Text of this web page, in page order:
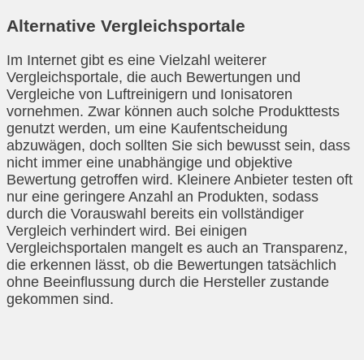
Alternative Vergleichsportale
Im Internet gibt es eine Vielzahl weiterer
Vergleichsportale, die auch Bewertungen und
Vergleiche von Luftreinigern und Ionisatoren
vornehmen. Zwar können auch solche Produkttests
genutzt werden, um eine Kaufentscheidung
abzuwägen, doch sollten Sie sich bewusst sein, dass
nicht immer eine unabhängige und objektive
Bewertung getroffen wird. Kleinere Anbieter testen oft
nur eine geringere Anzahl an Produkten, sodass
durch die Vorauswahl bereits ein vollständiger
Vergleich verhindert wird. Bei einigen
Vergleichsportalen mangelt es auch an Transparenz,
die erkennen lässt, ob die Bewertungen tatsächlich
ohne Beeinflussung durch die Hersteller zustande
gekommen sind.